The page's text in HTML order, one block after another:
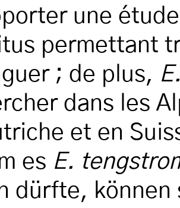
une
permettant
; de plus,
dans les
et en
es E.
dürfte, können